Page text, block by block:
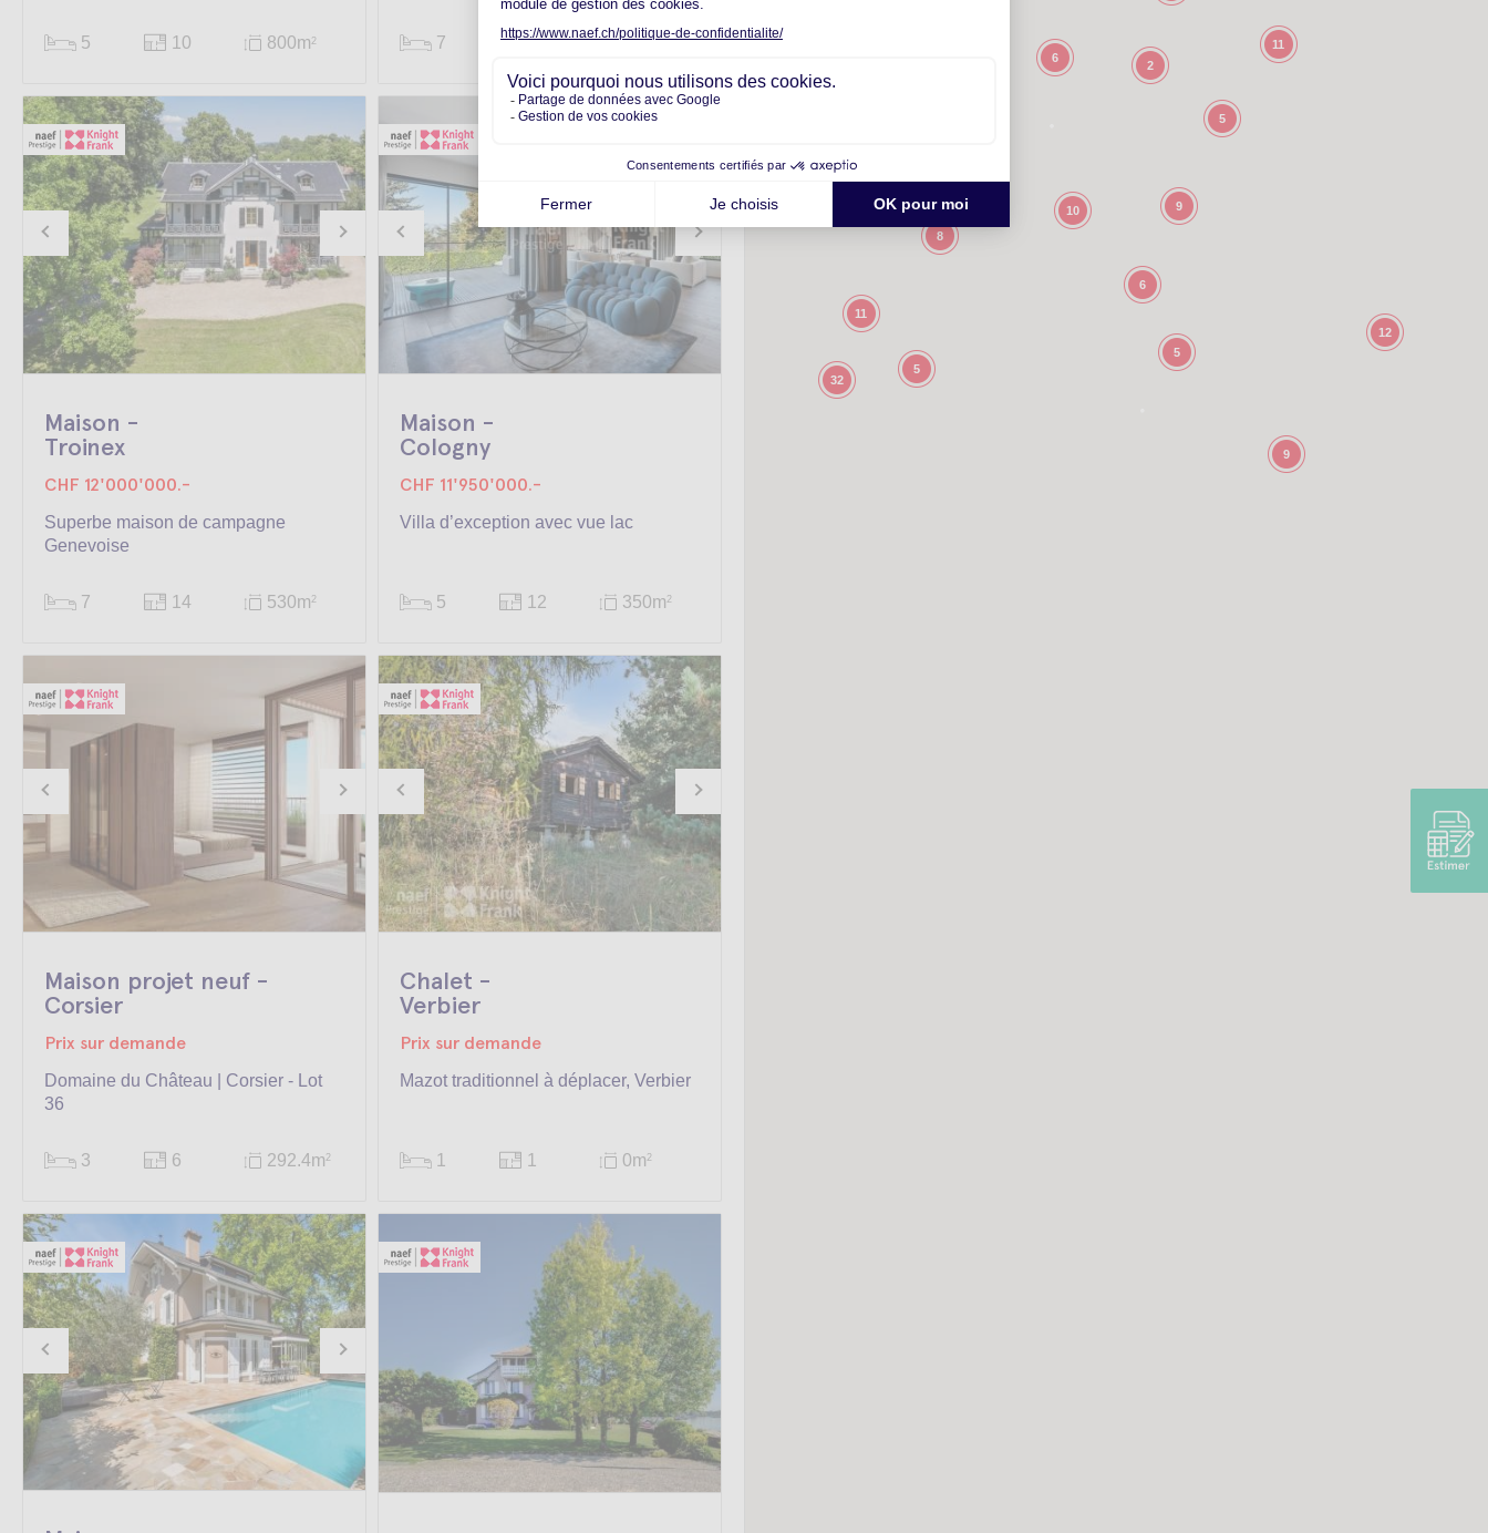
5 10 800m2 7 8.5 1'130m2
Maison -
Troinex
CHF 12'000'000.-
Superbe maison de campagne
Genevoise
7 14 530m2
Maison -
Cologny
CHF 11'950'000.-
Villa d’exception avec vue lac
5 12 350m2
Maison projet neuf -
Corsier
Prix sur demande
Domaine du Château | Corsier - Lot
36
3 6 292.4m2
Chalet -
Verbier
Prix sur demande
Mazot traditionnel à déplacer, Verbier
1 1 0m2
10 9
11
5
12
6
32
11
6
9
5
2
8
5